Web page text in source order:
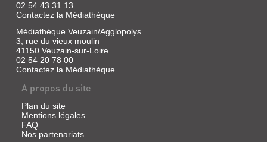
PROCÈS-
DES
SÉANCES
TENUES
L'ÉGLISE
CAT...
Livre,
1791
02 54 43 31 13
Contactez la Médiathèque
Médiathèque Veuzain/Agglopolys
3, rue du vieux moulin
41150 Veuzain-sur-Loire
02 54 20 78 00
Contactez la Médiathèque
A propos du site
Plan du site
Mentions légales
FAQ
Nos partenariats